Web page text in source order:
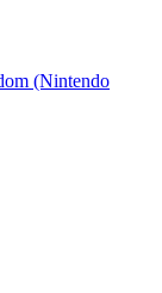
(Nintendo